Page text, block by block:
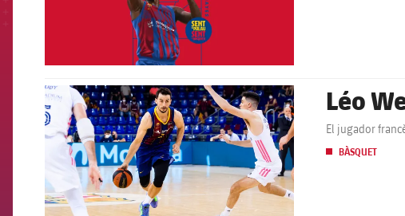
FCB Barcelona badge Léo
El jugador
BÀSQUET